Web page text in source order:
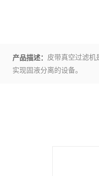
产品描述： 皮带真空过滤机
实现固液分离的设备。